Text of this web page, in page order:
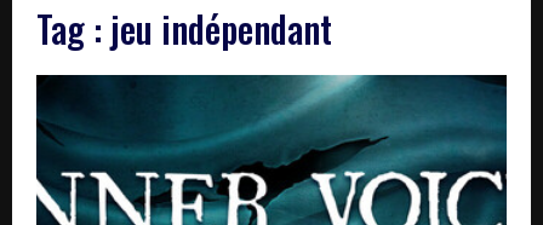
Tag : jeu indépendant